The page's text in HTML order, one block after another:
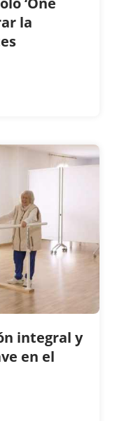
la
integral y
en el